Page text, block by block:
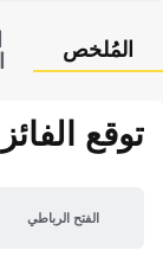
المُلخص
توقع الفائز
الفتح الرباطي